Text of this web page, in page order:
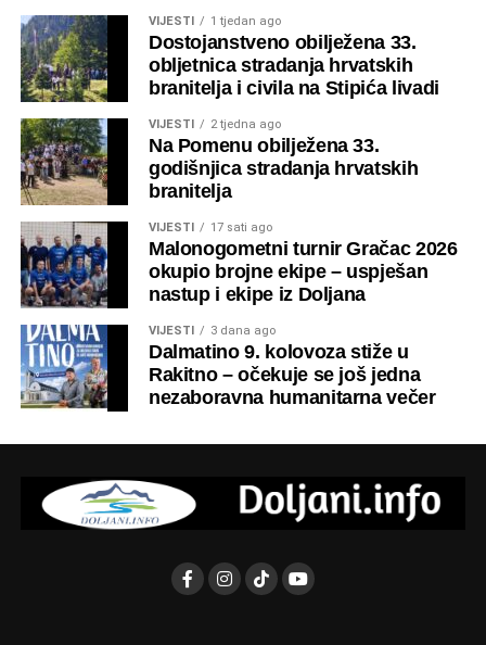
VIJESTI 1 tjedan ago
Dostojanstveno obilježena 33.
obljetnica stradanja hrvatskih
branitelja i civila na Stipića livadi
VIJESTI 2 tjedna ago
Na Pomenu obilježena 33.
godišnjica stradanja hrvatskih
branitelja
VIJESTI 17 sati ago
Malonogometni turnir Gračac 2026
okupio brojne ekipe – uspješan
nastup i ekipe iz Doljana
VIJESTI 3 dana ago
Dalmatino 9. kolovoza stiže u
Rakitno – očekuje se još jedna
nezaboravna humanitarna večer